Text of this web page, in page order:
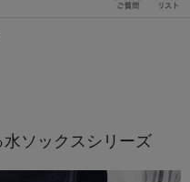
ソックスシリーズ